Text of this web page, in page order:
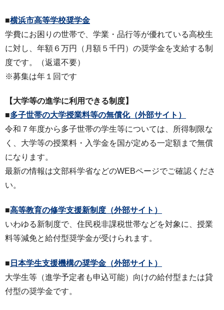
■横浜市高等学校奨学金
学費にお困りの世帯で、学業・品行等が優れている高校生
に対し、年額６万円（月額５千円）の奨学金を支給する制
度です。（返還不要）
※募集は年１回です
【大学等の進学に利用できる制度】
■多子世帯の大学授業料等の無償化（外部サイト）
令和７年度から多子世帯の学生等については、所得制限な
く、大学等の授業料・入学金を国が定める一定額まで無償
になります。
最新の情報は文部科学省などのWEBページでご確認くださ
い。
■高等教育の修学支援新制度 （外部サイト）
いわゆる新制度で、住民税非課税世帯などを対象に、授業
料等減免と給付型奨学金が受けられます。
■ 日本学生支援機構の奨学金（外部サイト）
大学生等（進学予定者も申込可能）向けの給付型または貸
付型の奨学金です。